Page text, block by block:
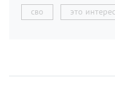
сво это